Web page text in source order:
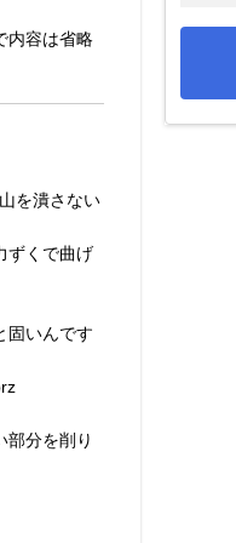
内容は省略
を潰さない
ずくで曲げ
固いんです
部分を削り